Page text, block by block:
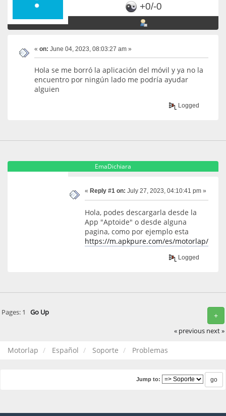
+0/-0
« on: June 04, 2023, 08:03:27 am »
Hola se me borró la aplicación del móvil y ya no la
encuentro por ningún lado me podría ayudar
alguien
Logged
EmaDichiara
« Reply #1 on: July 27, 2023, 04:10:41 pm »
Hola, podes descargarla desde la
App "Aptoide" o desde alguna
pagina, como por ejemplo esta
https://m.apkpure.com/es/motorlap/
Logged
+
Pages: 1 Go Up
« previous next »
Motorlap Español Soporte Problemas
Jump to: